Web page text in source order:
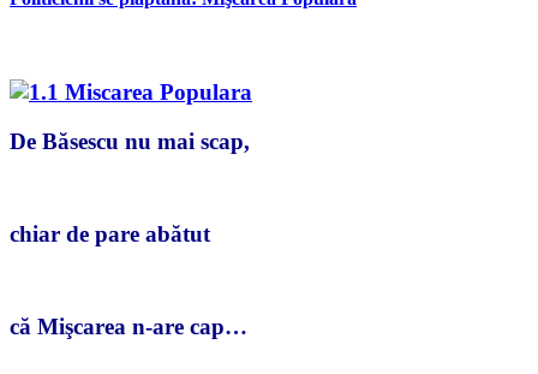
De Băsescu nu mai scap,
chiar de pare abătut
că Mişcarea n-are cap…